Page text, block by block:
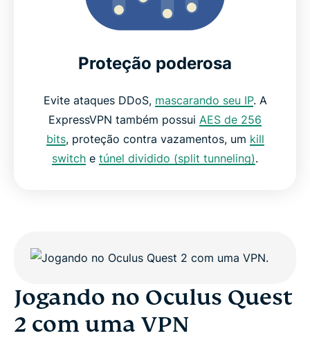
Proteção poderosa
Evite ataques DDoS, mascarando seu IP. A
ExpressVPN também possui AES de 256
bits, proteção contra vazamentos, um kill
switch e túnel dividido (split tunneling).
Jogando no Oculus Quest
2 com uma VPN